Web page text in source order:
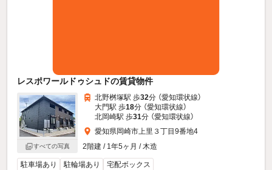
レスポワールドゥシュドの賃貸物件
すべての写真
北野桝塚駅 歩32分 （愛知環状線）
大門駅 歩18分 （愛知環状線）
北岡崎駅 歩31分 （愛知環状線）
愛知県岡崎市上里３丁目9番地4
2階建 / 1年5ヶ月 / 木造
駐車場あり 駐輪場あり 宅配ボックス